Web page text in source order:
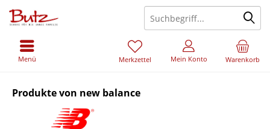
Warenkorb
Merkzettel Mein Konto
Menü
Produkte von new balance